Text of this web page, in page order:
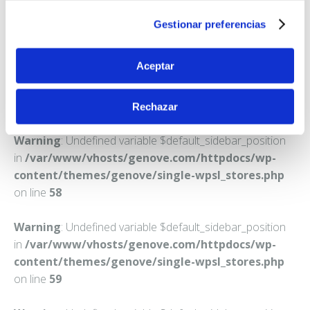
Gestionar preferencias
Aceptar
Rechazar
Warning: Undefined variable $default_sidebar_position
in /var/www/vhosts/genove.com/httpdocs/wp-
content/themes/genove/single-wpsl_stores.php
on line 58
Warning: Undefined variable $default_sidebar_position
in /var/www/vhosts/genove.com/httpdocs/wp-
content/themes/genove/single-wpsl_stores.php
on line 59